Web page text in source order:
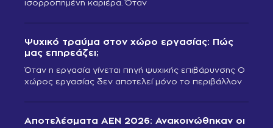
ισορροπημένη καριέρα. Όταν
Ψυχικό τραύμα στον χώρο εργασίας: Πώς
μας επηρεάζει;
Όταν η εργασία γίνεται πηγή ψυχικής επιβάρυνσης Ο
χώρος εργασίας δεν αποτελεί μόνο το περιβάλλον
Αποτελέσματα ΑΕΝ 2026: Ανακοινώθηκαν οι